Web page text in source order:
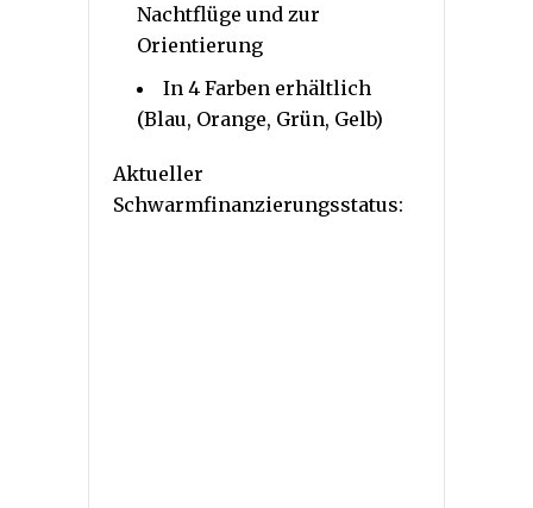
Nachtflüge und zur
Orientierung
In 4 Farben erhältlich
(Blau, Orange, Grün, Gelb)
Aktueller
Schwarmfinanzierungsstatus: